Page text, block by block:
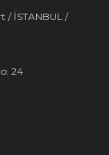
/ İSTANBUL /
24